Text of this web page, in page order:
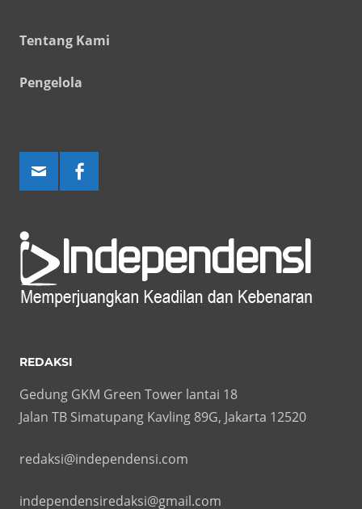
Tentang Kami
Pengelola
REDAKSI
Gedung GKM Green Tower lantai 18
Jalan TB Simatupang Kavling 89G, Jakarta 12520
redaksi@independensi.com
independensiredaksi@gmail.com